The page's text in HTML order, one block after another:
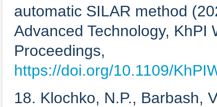
automatic SILAR method
Advanced Technology, KhPI
Proceedings,
https://doi.org/10.1109/
18. Klochko, N.P., Barbash,